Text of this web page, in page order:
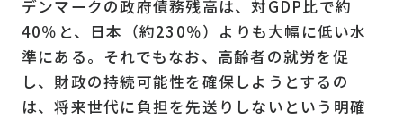
デンマークの政府債務残高は、対GDP比で約
40％と、日本（約230％）よりも大幅に低い水
準にある。それでもなお、高齢者の就労を促
し、財政の持続可能性を確保しようとするの
は、将来世代に負担を先送りしないという明確